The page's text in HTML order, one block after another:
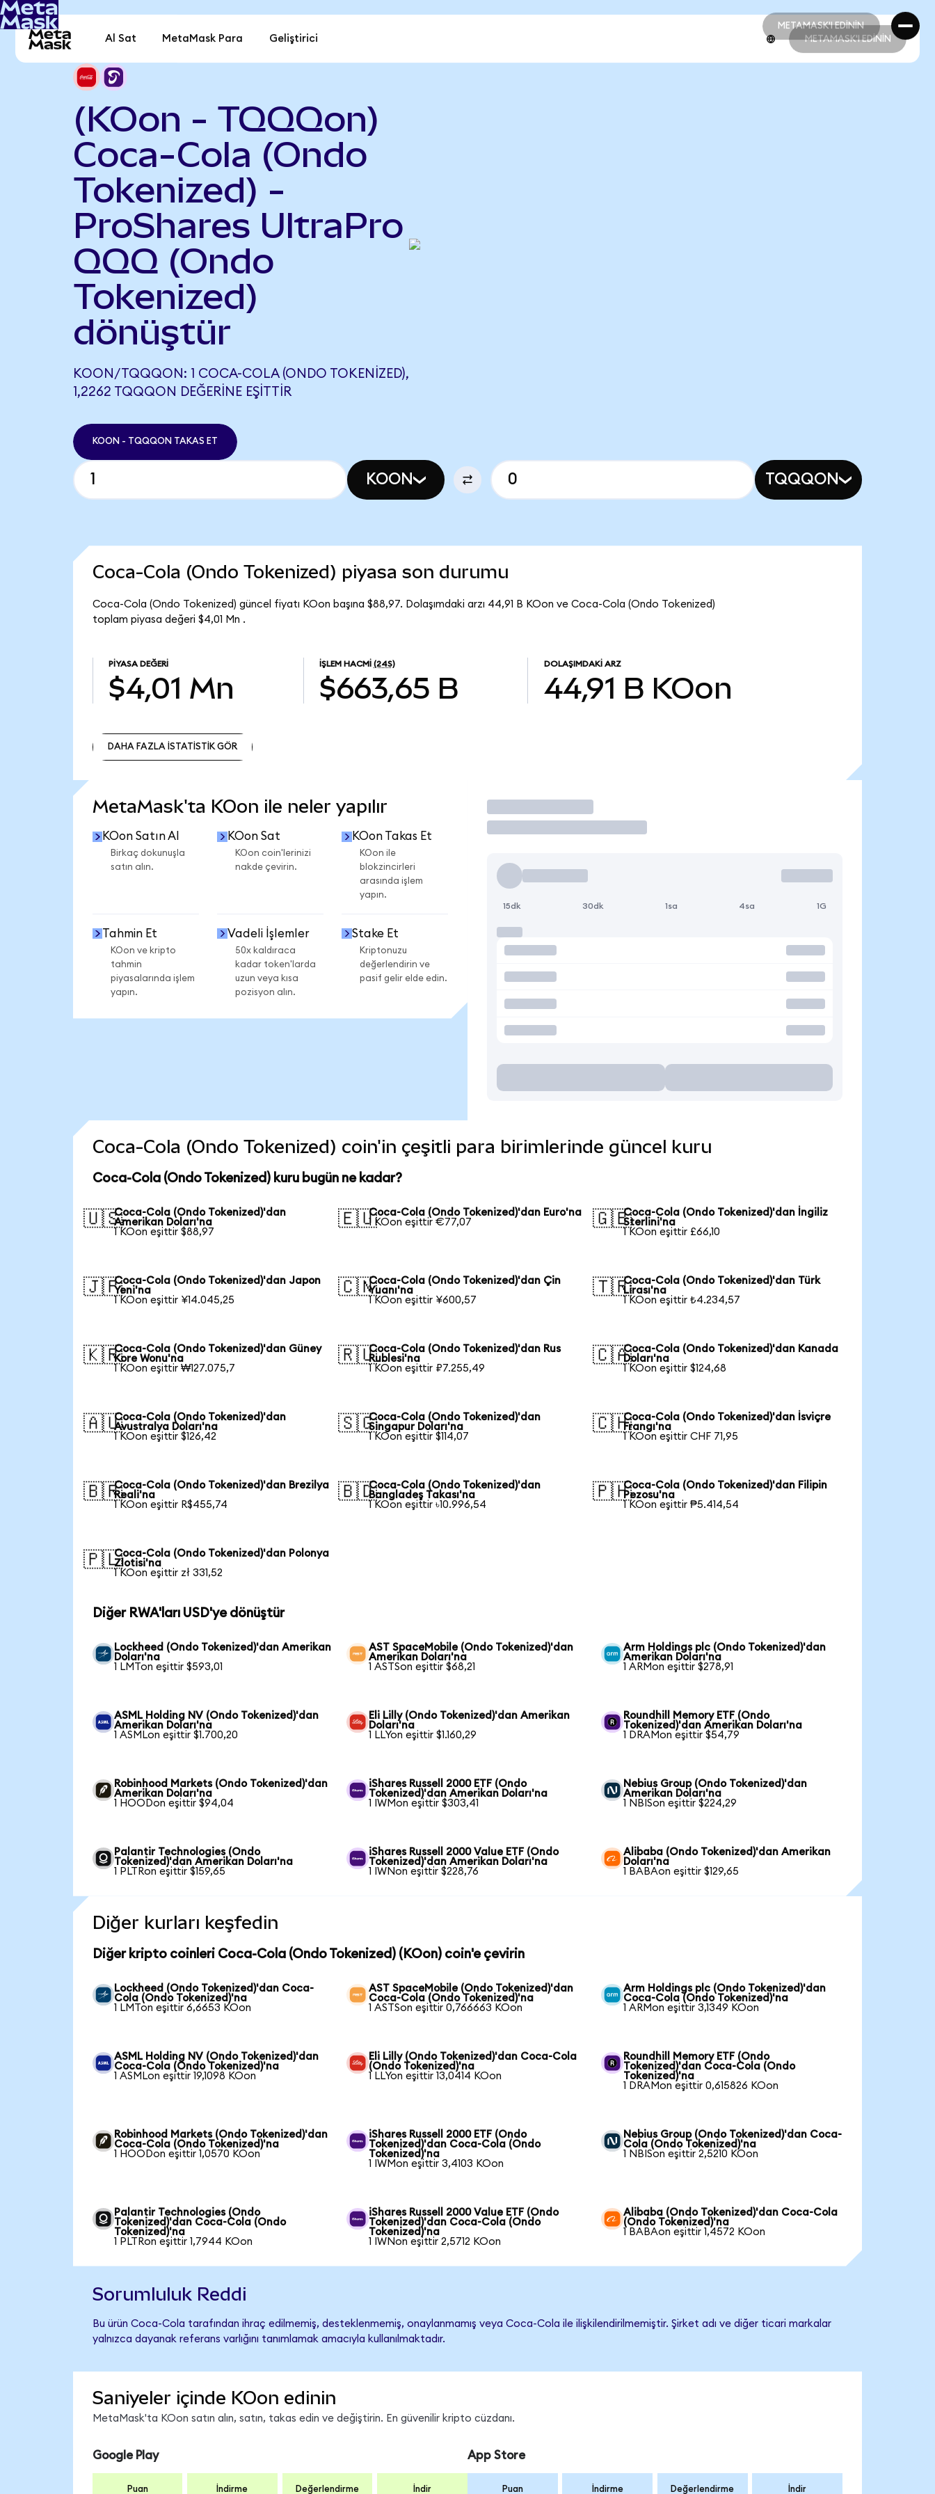
METAMASK'I EDİNİN
METAMASK'I EDİNİN
Al Sat MetaMask Para Geliştirici METAMASK'I EDİNİN
(KOon - TQQQon)
Coca-Cola (Ondo
Tokenized) -
ProShares UltraPro
QQQ (Ondo
Tokenized)
dönüştür
KOON/TQQQON: 1 COCA-COLA (ONDO TOKENIZED),
1,2262 TQQQON DEĞERINE EŞITTIR
KOON - TQQQON TAKAS ET
KOON TQQQON
Coca-Cola (Ondo Tokenized) piyasa son durumu
Coca-Cola (Ondo Tokenized) güncel fiyatı KOon başına $88,97. Dolaşımdaki arzı 44,91 B KOon ve Coca-Cola (Ondo Tokenized)
toplam piyasa değeri $4,01 Mn .
PIYASA DEĞERI
$4,01 Mn
İŞLEM HACMI (24S)
$663,65 B
DOLAŞIMDAKI ARZ
44,91 B KOon
DAHA FAZLA İSTATİSTİK GÖR
MetaMask'ta KOon ile neler yapılır
KOon Satın Al
Birkaç dokunuşla
satın alın.
KOon Sat
KOon coin'lerinizi
nakde çevirin.
KOon Takas Et
KOon ile
blokzincirleri
arasında işlem
yapın.
Tahmin Et
KOon ve kripto
tahmin
piyasalarında işlem
yapın.
Vadeli İşlemler
50x kaldıraca
kadar token'larda
uzun veya kısa
pozisyon alın.
Stake Et
Kriptonuzu
değerlendirin ve
pasif gelir elde edin.
İşlem Yap
15dk 30dk 1sa 4sa 1G
Coca-Cola (Ondo Tokenized) coin'in çeşitli para birimlerinde güncel kuru
Coca-Cola (Ondo Tokenized) kuru bugün ne kadar?
🇺🇸Coca-Cola (Ondo Tokenized)'dan
Amerikan Doları'na
1 KOon eşittir $88,97
🇪🇺Coca-Cola (Ondo Tokenized)'dan Euro'na
1 KOon eşittir €77,07
🇬🇧Coca-Cola (Ondo Tokenized)'dan İngiliz
Sterlini'na
1 KOon eşittir £66,10
🇯🇵Coca-Cola (Ondo Tokenized)'dan Japon
Yeni'na
1 KOon eşittir ¥14.045,25
🇨🇳Coca-Cola (Ondo Tokenized)'dan Çin
Yuanı'na
1 KOon eşittir ¥600,57
🇹🇷Coca-Cola (Ondo Tokenized)'dan Türk
Lirası'na
1 KOon eşittir ₺4.234,57
🇰🇷Coca-Cola (Ondo Tokenized)'dan Güney
Kore Wonu'na
1 KOon eşittir ₩127.075,7
🇷🇺Coca-Cola (Ondo Tokenized)'dan Rus
Rublesi'na
1 KOon eşittir ₽7.255,49
🇨🇦Coca-Cola (Ondo Tokenized)'dan Kanada
Doları'na
1 KOon eşittir $124,68
🇦🇺Coca-Cola (Ondo Tokenized)'dan
Avustralya Doları'na
1 KOon eşittir $126,42
🇸🇬Coca-Cola (Ondo Tokenized)'dan
Singapur Doları'na
1 KOon eşittir $114,07
🇨🇭Coca-Cola (Ondo Tokenized)'dan İsviçre
Frangı'na
1 KOon eşittir CHF 71,95
🇧🇷Coca-Cola (Ondo Tokenized)'dan Brezilya
Reali'na
1 KOon eşittir R$455,74
🇧🇩Coca-Cola (Ondo Tokenized)'dan
Bangladeş Takası'na
1 KOon eşittir ৳10.996,54
🇵🇭Coca-Cola (Ondo Tokenized)'dan Filipin
Pezosu'na
1 KOon eşittir ₱5.414,54
🇵🇱Coca-Cola (Ondo Tokenized)'dan Polonya
Zlotisi'na
1 KOon eşittir zł 331,52
Diğer RWA'ları USD'ye dönüştür
Lockheed (Ondo Tokenized)'dan Amerikan
Doları'na
1 LMTon eşittir $593,01
AST SpaceMobile (Ondo Tokenized)'dan
Amerikan Doları'na
1 ASTSon eşittir $68,21
Arm Holdings plc (Ondo Tokenized)'dan
Amerikan Doları'na
1 ARMon eşittir $278,91
ASML Holding NV (Ondo Tokenized)'dan
Amerikan Doları'na
1 ASMLon eşittir $1.700,20
Eli Lilly (Ondo Tokenized)'dan Amerikan
Doları'na
1 LLYon eşittir $1.160,29
Roundhill Memory ETF (Ondo
Tokenized)'dan Amerikan Doları'na
1 DRAMon eşittir $54,79
Robinhood Markets (Ondo Tokenized)'dan
Amerikan Doları'na
1 HOODon eşittir $94,04
iShares Russell 2000 ETF (Ondo
Tokenized)'dan Amerikan Doları'na
1 IWMon eşittir $303,41
Nebius Group (Ondo Tokenized)'dan
Amerikan Doları'na
1 NBISon eşittir $224,29
Palantir Technologies (Ondo
Tokenized)'dan Amerikan Doları'na
1 PLTRon eşittir $159,65
iShares Russell 2000 Value ETF (Ondo
Tokenized)'dan Amerikan Doları'na
1 IWNon eşittir $228,76
Alibaba (Ondo Tokenized)'dan Amerikan
Doları'na
1 BABAon eşittir $129,65
Diğer kurları keşfedin
Diğer kripto coinleri Coca-Cola (Ondo Tokenized) (KOon) coin'e çevirin
Lockheed (Ondo Tokenized)'dan Coca-
Cola (Ondo Tokenized)'na
1 LMTon eşittir 6,6653 KOon
AST SpaceMobile (Ondo Tokenized)'dan
Coca-Cola (Ondo Tokenized)'na
1 ASTSon eşittir 0,766663 KOon
Arm Holdings plc (Ondo Tokenized)'dan
Coca-Cola (Ondo Tokenized)'na
1 ARMon eşittir 3,1349 KOon
ASML Holding NV (Ondo Tokenized)'dan
Coca-Cola (Ondo Tokenized)'na
1 ASMLon eşittir 19,1098 KOon
Eli Lilly (Ondo Tokenized)'dan Coca-Cola
(Ondo Tokenized)'na
1 LLYon eşittir 13,0414 KOon
Roundhill Memory ETF (Ondo
Tokenized)'dan Coca-Cola (Ondo
Tokenized)'na
1 DRAMon eşittir 0,615826 KOon
Robinhood Markets (Ondo Tokenized)'dan
Coca-Cola (Ondo Tokenized)'na
1 HOODon eşittir 1,0570 KOon
iShares Russell 2000 ETF (Ondo
Tokenized)'dan Coca-Cola (Ondo
Tokenized)'na
1 IWMon eşittir 3,4103 KOon
Nebius Group (Ondo Tokenized)'dan Coca-
Cola (Ondo Tokenized)'na
1 NBISon eşittir 2,5210 KOon
Palantir Technologies (Ondo
Tokenized)'dan Coca-Cola (Ondo
Tokenized)'na
1 PLTRon eşittir 1,7944 KOon
iShares Russell 2000 Value ETF (Ondo
Tokenized)'dan Coca-Cola (Ondo
Tokenized)'na
1 IWNon eşittir 2,5712 KOon
Alibaba (Ondo Tokenized)'dan Coca-Cola
(Ondo Tokenized)'na
1 BABAon eşittir 1,4572 KOon
Sorumluluk Reddi
Bu ürün Coca-Cola tarafından ihraç edilmemiş, desteklenmemiş, onaylanmamış veya Coca-Cola ile ilişkilendirilmemiştir. Şirket adı ve diğer ticari markalar
yalnızca dayanak referans varlığını tanımlamak amacıyla kullanılmaktadır.
Saniyeler içinde KOon edinin
MetaMask'ta KOon satın alın, satın, takas edin ve değiştirin. En güvenilir kripto cüzdanı.
Google Play
Puan İndirme Değerlendirme İndir
App Store
Puan İndirme Değerlendirme İndir